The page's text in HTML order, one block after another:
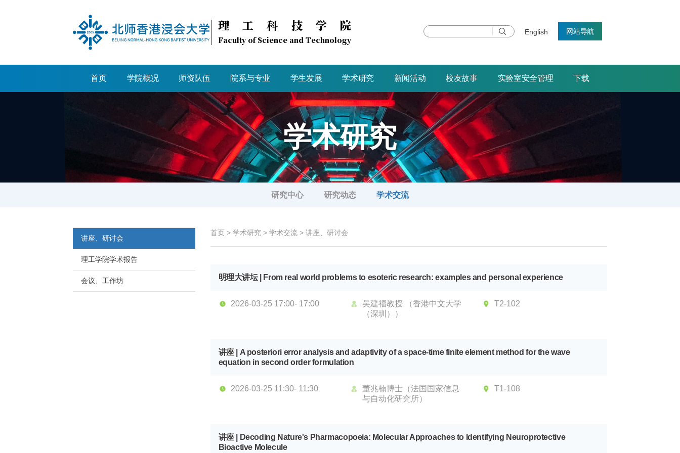
理工科技学院
Faculty of Science and Technology
English 网站导航
首页 学院概况 师资队伍 院系与专业 学生发展 学术研究 新闻活动 校友故事 实验室安全管理 下载
学术研究
研究中心 研究动态 学术交流
讲座、研讨会
理工学院学术报告
会议、工作坊
首页 > 学术研究 > 学术交流 > 讲座、研讨会
明理大讲坛 | From real world problems to esoteric research: examples and personal experience
2026-03-25 17:00- 17:00
吴建福教授 （香港中文大学
（深圳））
T2-102
讲座 | A posteriori error analysis and adaptivity of a space-time finite element method for the wave
equation in second order formulation
2026-03-25 11:30- 11:30
董兆楠博士（法国国家信息
与自动化研究所）
T1-108
讲座 | Decoding Nature's Pharmacopoeia: Molecular Approaches to Identifying Neuroprotective
Bioactive Molecule